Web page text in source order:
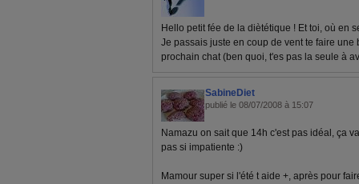
Hello petit fée de la diètétique ! Et toi, où en
Je passais juste en coup de vent te faire
prochain chat (ben quoi, t'es pas la seule à
SabineDiet
publié le 08/07/2008 à 15:07
Namazu on sait que 14h c'est pas idéal, ça
pas si impatiente :)
Mamour super si l'été t aide +, après pour